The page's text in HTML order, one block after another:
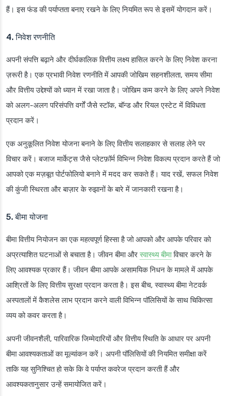
हैं। इस फंड की पर्याप्तता बनाए रखने के लिए नियमित रूप से इसमें योगदान करें।
4. निवेश रणनीति
अपनी संपत्ति बढ़ाने और दीर्घकालिक वित्तीय लक्ष्य हासिल करने के लिए निवेश करना
ज़रूरी है। एक प्रभावी निवेश रणनीति में आपकी जोखिम सहनशीलता, समय सीमा
और वित्तीय उद्देश्यों को ध्यान में रखा जाता है। जोखिम कम करने के लिए अपने निवेश
को अलग-अलग परिसंपत्ति वर्गों जैसे स्टॉक, बॉन्ड और रियल एस्टेट में विविधता
प्रदान करें।
एक अनुकूलित निवेश योजना बनाने के लिए वित्तीय सलाहकार से सलाह लेने पर
विचार करें। बजाज मार्केट्स जैसे प्लेटफ़ॉर्म विभिन्न निवेश विकल्प प्रदान करते हैं जो
आपको एक मज़बूत पोर्टफोलियो बनाने में मदद कर सकते हैं। याद रखें, सफल निवेश
की कुंजी स्थिरता और बाज़ार के रुझानों के बारे में जानकारी रखना है।
5. बीमा योजना
बीमा वित्तीय नियोजन का एक महत्वपूर्ण हिस्सा है जो आपको और आपके परिवार को
अप्रत्याशित घटनाओं से बचाता है। जीवन बीमा औरस्वास्थ्य बीमाविचार करने के
लिए आवश्यक प्रकार हैं। जीवन बीमा आपके असामयिक निधन के मामले में आपके
आश्रितों के लिए वित्तीय सुरक्षा प्रदान करता है। इस बीच, स्वास्थ्य बीमा नेटवर्क
अस्पतालों में कैशलेस लाभ प्रदान करने वाली विभिन्न पॉलिसियों के साथ चिकित्सा
व्यय को कवर करता है।
अपनी जीवनशैली, पारिवारिक जिम्मेदारियों और वित्तीय स्थिति के आधार पर अपनी
बीमा आवश्यकताओं का मूल्यांकन करें। अपनी पॉलिसियों की नियमित समीक्षा करें
ताकि यह सुनिश्चित हो सके कि वे पर्याप्त कवरेज प्रदान करती हैं और
आवश्यकतानुसार उन्हें समायोजित करें।